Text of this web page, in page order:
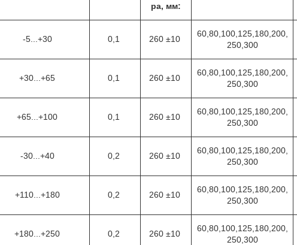
ра, мм:
-5...+30 0,1 260 ±10
60,80,100,125,180,200,
250,300
+30...+65 0,1 260 ±10
60,80,100,125,180,200,
250,300
+65...+100 0,1 260 ±10
60,80,100,125,180,200,
250,300
-30...+40 0,2 260 ±10
60,80,100,125,180,200,
250,300
+110...+180 0,2 260 ±10
60,80,100,125,180,200,
250,300
+180...+250 0,2 260 ±10
60,80,100,125,180,200,
250,300